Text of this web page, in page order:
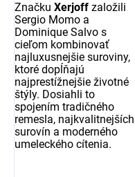
Značku Xerjoff založili
Sergio Momo a
Dominique Salvo s
cieľom kombinovať
najluxusnejšie suroviny,
ktoré dopĺňajú
najprestížnejšie životné
štýly. Dosiahli to
spojením tradičného
remesla, najkvalitnejších
surovín a moderného
umeleckého cítenia.